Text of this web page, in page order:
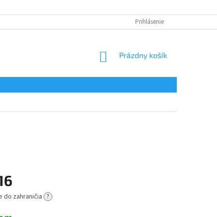
Prihlásenie
NÁKUPNÝ
Prázdny košík
do zahraničia ?